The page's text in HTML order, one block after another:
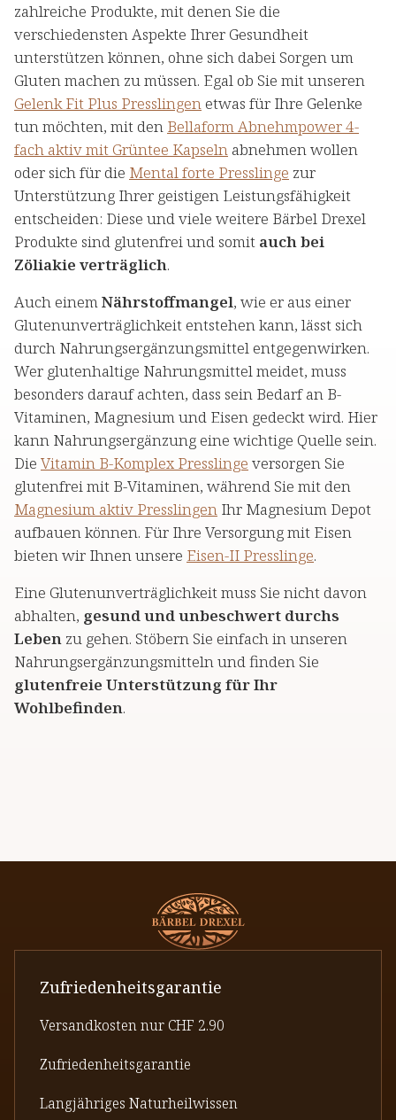
zahlreiche Produkte, mit denen Sie die
verschiedensten Aspekte Ihrer Gesundheit
unterstützen können, ohne sich dabei Sorgen um
Gluten machen zu müssen. Egal ob Sie mit unseren
Gelenk Fit Plus Presslingenetwas für Ihre Gelenke
tun möchten, mit den Bellaform Abnehmpower 4-
fach aktiv mit Grüntee Kapseln abnehmen wollen
oder sich für die Mental forte Presslinge zur
Unterstützung Ihrer geistigen Leistungsfähigkeit
entscheiden: Diese und viele weitere Bärbel Drexel
Produkte sind glutenfrei und somit auch bei
Zöliakie verträglich.
Auch einemNährstoffmangel, wie er aus einer
Glutenunverträglichkeit entstehen kann, lässt sich
durch Nahrungsergänzungsmittel entgegenwirken.
Wer glutenhaltige Nahrungsmittel meidet, muss
besonders darauf achten, dass sein Bedarf an B-
Vitaminen, Magnesium und Eisen gedeckt wird. Hier
kann Nahrungsergänzung eine wichtige Quelle sein.
Die Vitamin B-Komplex Presslinge versorgen Sie
glutenfrei mit B-Vitaminen, während Sie mit den
Magnesium aktiv Presslingen Ihr Magnesium Depot
aufbauen können. Für Ihre Versorgung mit Eisen
bieten wir Ihnen unsere Eisen-II Presslinge.
Eine Glutenunverträglichkeit muss Sie nicht davon
abhalten, gesund und unbeschwert durchs
Leben zu gehen. Stöbern Sie einfach in unseren
Nahrungsergänzungsmitteln und finden Sie
glutenfreie Unterstützung für Ihr
Wohlbefinden.
Zufriedenheitsgarantie
Versandkosten nur CHF 2.90
Zufriedenheitsgarantie
Langjähriges Naturheilwissen